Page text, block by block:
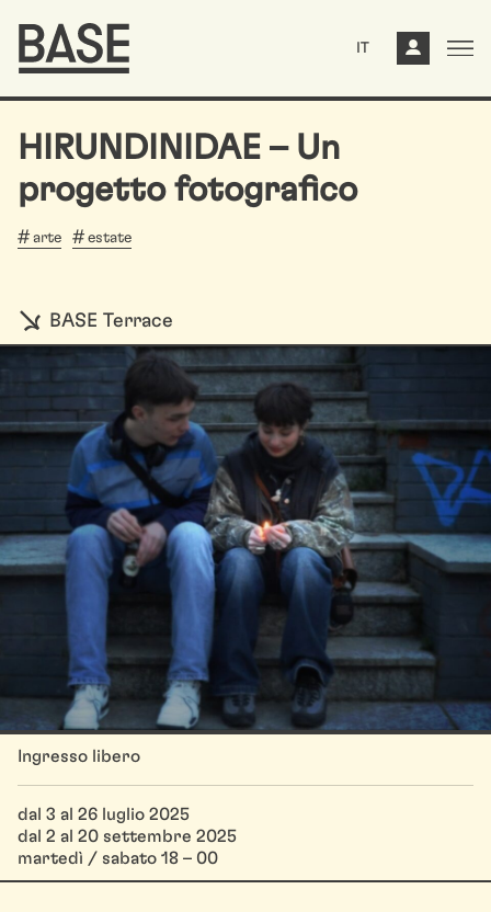
IT
HIRUNDINIDAE – Un
progetto fotografico
arte estate
BASE Terrace
Ingresso libero
dal 3 al 26 luglio 2025
dal 2 al 20 settembre 2025
martedì / sabato 18 – 00